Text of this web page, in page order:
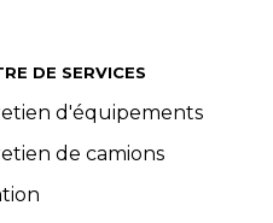
DE SERVICES
d'équipements
de camions